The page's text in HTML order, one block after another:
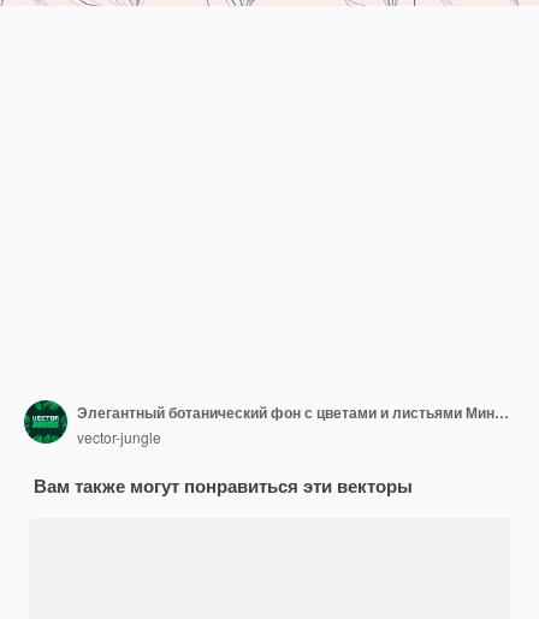
Элегантный ботанический фон с цветами и листьями Минималистский эстетический дизайн
vector-jungle
Вам также могут понравиться эти векторы